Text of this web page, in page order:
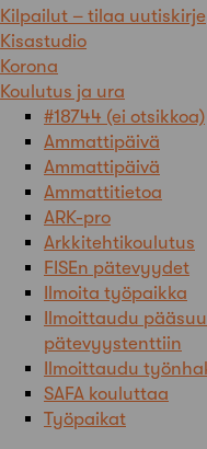
Kilpailut – tilaa uutiskirje
Kisastudio
Korona
Koulutus ja ura
#18744 (ei otsikkoa)
Ammattipäivä
Ammattipäivä
Ammattitietoa
ARK-pro
Arkkitehtikoulutus
FISEn pätevyydet
Ilmoita työpaikka
Ilmoittaudu
pätevyystenttiin
Ilmoittaudu
SAFA kouluttaa
Työpaikat